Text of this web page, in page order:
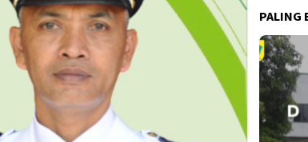
PALING